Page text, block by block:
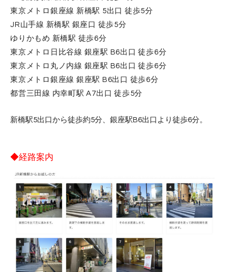
東京メトロ銀座線 新橋駅 5出口 徒歩5分
JR山手線 新橋駅 銀座口 徒歩5分
ゆりかもめ 新橋駅 徒歩6分
東京メトロ日比谷線 銀座駅 B6出口 徒歩6分
東京メトロ丸ノ内線 銀座駅 B6出口 徒歩6分
東京メトロ銀座線 銀座駅 B6出口 徒歩6分
都営三田線 内幸町駅 A7出口 徒歩5分
新橋駅5出口から徒歩約5分、銀座駅B6出口より徒歩6分。
◆経路案内